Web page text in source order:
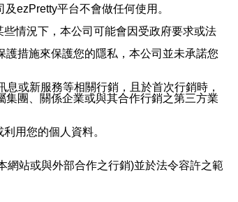
ezPretty平台不會做任何使用。
情況下，本公司可能會因受政府要求或法
措施來保護您的隱私，本公司並未承諾您
或新服務等相關行銷，且於首次行銷時，
團、關係企業或與其合作行銷之第三方業
用您的個人資料。
網站或與外部合作之行銷)並於法令容許之範